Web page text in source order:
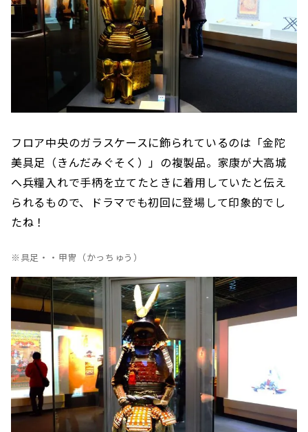
フロア中央のガラスケースに飾られているのは「金陀
美具足（きんだみぐそく）」の複製品。家康が大高城
へ兵糧入れで手柄を立てたときに着用していたと伝え
られるもので、ドラマでも初回に登場して印象的でし
たね！
※具足・・甲冑（かっちゅう）